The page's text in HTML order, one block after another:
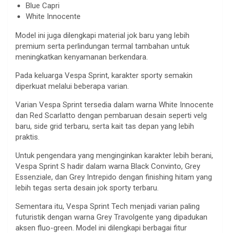
Blue Capri
White Innocente
Model ini juga dilengkapi material jok baru yang lebih
premium serta perlindungan termal tambahan untuk
meningkatkan kenyamanan berkendara.
Pada keluarga Vespa Sprint, karakter sporty semakin
diperkuat melalui beberapa varian.
Varian Vespa Sprint tersedia dalam warna White Innocente
dan Red Scarlatto dengan pembaruan desain seperti velg
baru, side grid terbaru, serta kait tas depan yang lebih
praktis.
Untuk pengendara yang menginginkan karakter lebih berani,
Vespa Sprint S hadir dalam warna Black Convinto, Grey
Essenziale, dan Grey Intrepido dengan finishing hitam yang
lebih tegas serta desain jok sporty terbaru.
Sementara itu, Vespa Sprint Tech menjadi varian paling
futuristik dengan warna Grey Travolgente yang dipadukan
aksen fluo-green. Model ini dilengkapi berbagai fitur